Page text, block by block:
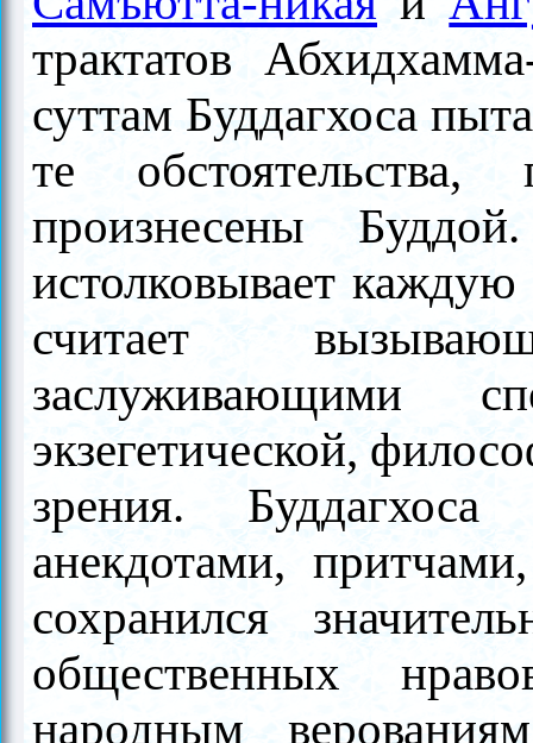
трактатов
суттам Буддагхоса
те
произнесены
истолковывает
считает
заслуживающими
экзегетической,
зрения. Буддагхоса
анекдотами,
сохранился
общественных
народным